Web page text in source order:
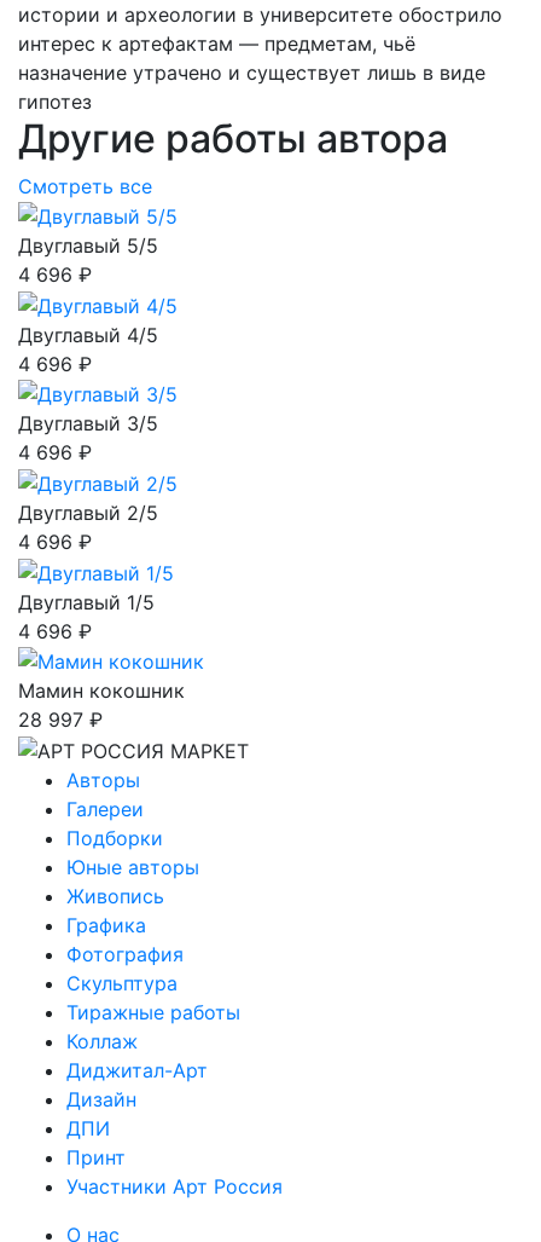
истории и археологии в университете обострило
интерес к артефактам — предметам, чьё
назначение утрачено и существует лишь в виде
гипотез
Другие работы автора
Смотреть все
Двуглавый 5/5
4 696 ₽
Двуглавый 4/5
4 696 ₽
Двуглавый 3/5
4 696 ₽
Двуглавый 2/5
4 696 ₽
Двуглавый 1/5
4 696 ₽
Мамин кокошник
28 997 ₽
Авторы
Галереи
Подборки
Юные авторы
Живопись
Графика
Фотография
Скульптура
Тиражные работы
Коллаж
Диджитал-Арт
Дизайн
ДПИ
Принт
Участники Арт Россия
О нас